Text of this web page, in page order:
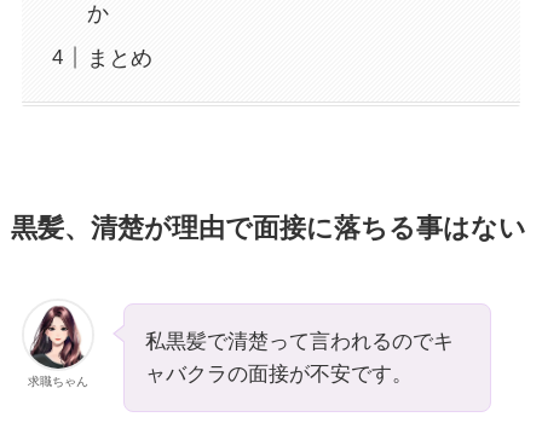
か
まとめ
黒髪、清楚が理由で面接に落ちる事はない
求職ちゃん
私黒髪で清楚って言われるのでキ
ャバクラの面接が不安です。